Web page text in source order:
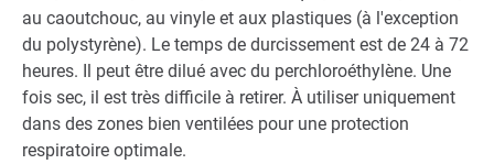
au caoutchouc, au vinyle et aux plastiques (à l'exception
du polystyrène). Le temps de durcissement est de 24 à 72
heures. Il peut être dilué avec du perchloroéthylène. Une
fois sec, il est très difficile à retirer. À utiliser uniquement
dans des zones bien ventilées pour une protection
respiratoire optimale.